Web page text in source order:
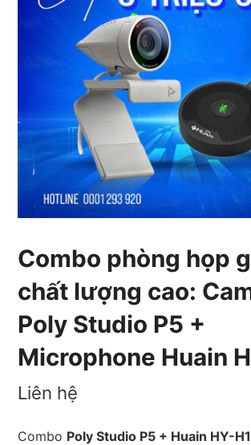
Combo phòng họp
chất lượng cao:
Poly Studio P5 +
Microphone Huain
Liên hệ
Combo Poly Studio P5 + Huain HY-